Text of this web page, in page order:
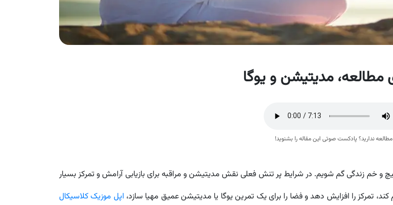
ندارید؟ پادکست صوتی این مقاله را بشنوید!
خم زندگی گم شویم. در شرایط پر تنش فعلی نقش مدیتیشن و مراقبه برای بازیابی آرامش و تمرکز بسیار
تمرکز را افزایش دهد و فضا را برای یک تمرین یوگا یا مدیتیشن عمیق مهیا سازد، اپل موزیک کلاسیکال